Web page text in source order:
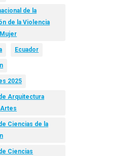
de la
de la Violencia
Ecuador
2025
Arquitectura
Ciencias de la
Ciencias